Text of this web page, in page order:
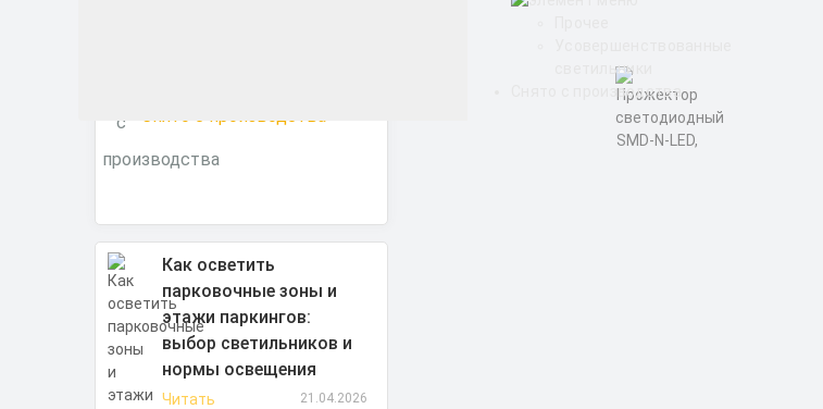
светильники
Снято с производства
Снято с производства
Как осветить
парковочные зоны и
этажи паркингов:
выбор светильников и
нормы освещения
Читать 21.04.2026